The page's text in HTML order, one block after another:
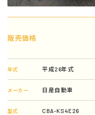
販売価格
年式 平成26年式
メーカー 日産自動車
型式 CBA-KS4E26